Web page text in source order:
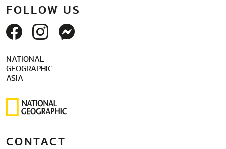
FOLLOW US
NATIONAL
GEOGRAPHIC
ASIA
CONTACT